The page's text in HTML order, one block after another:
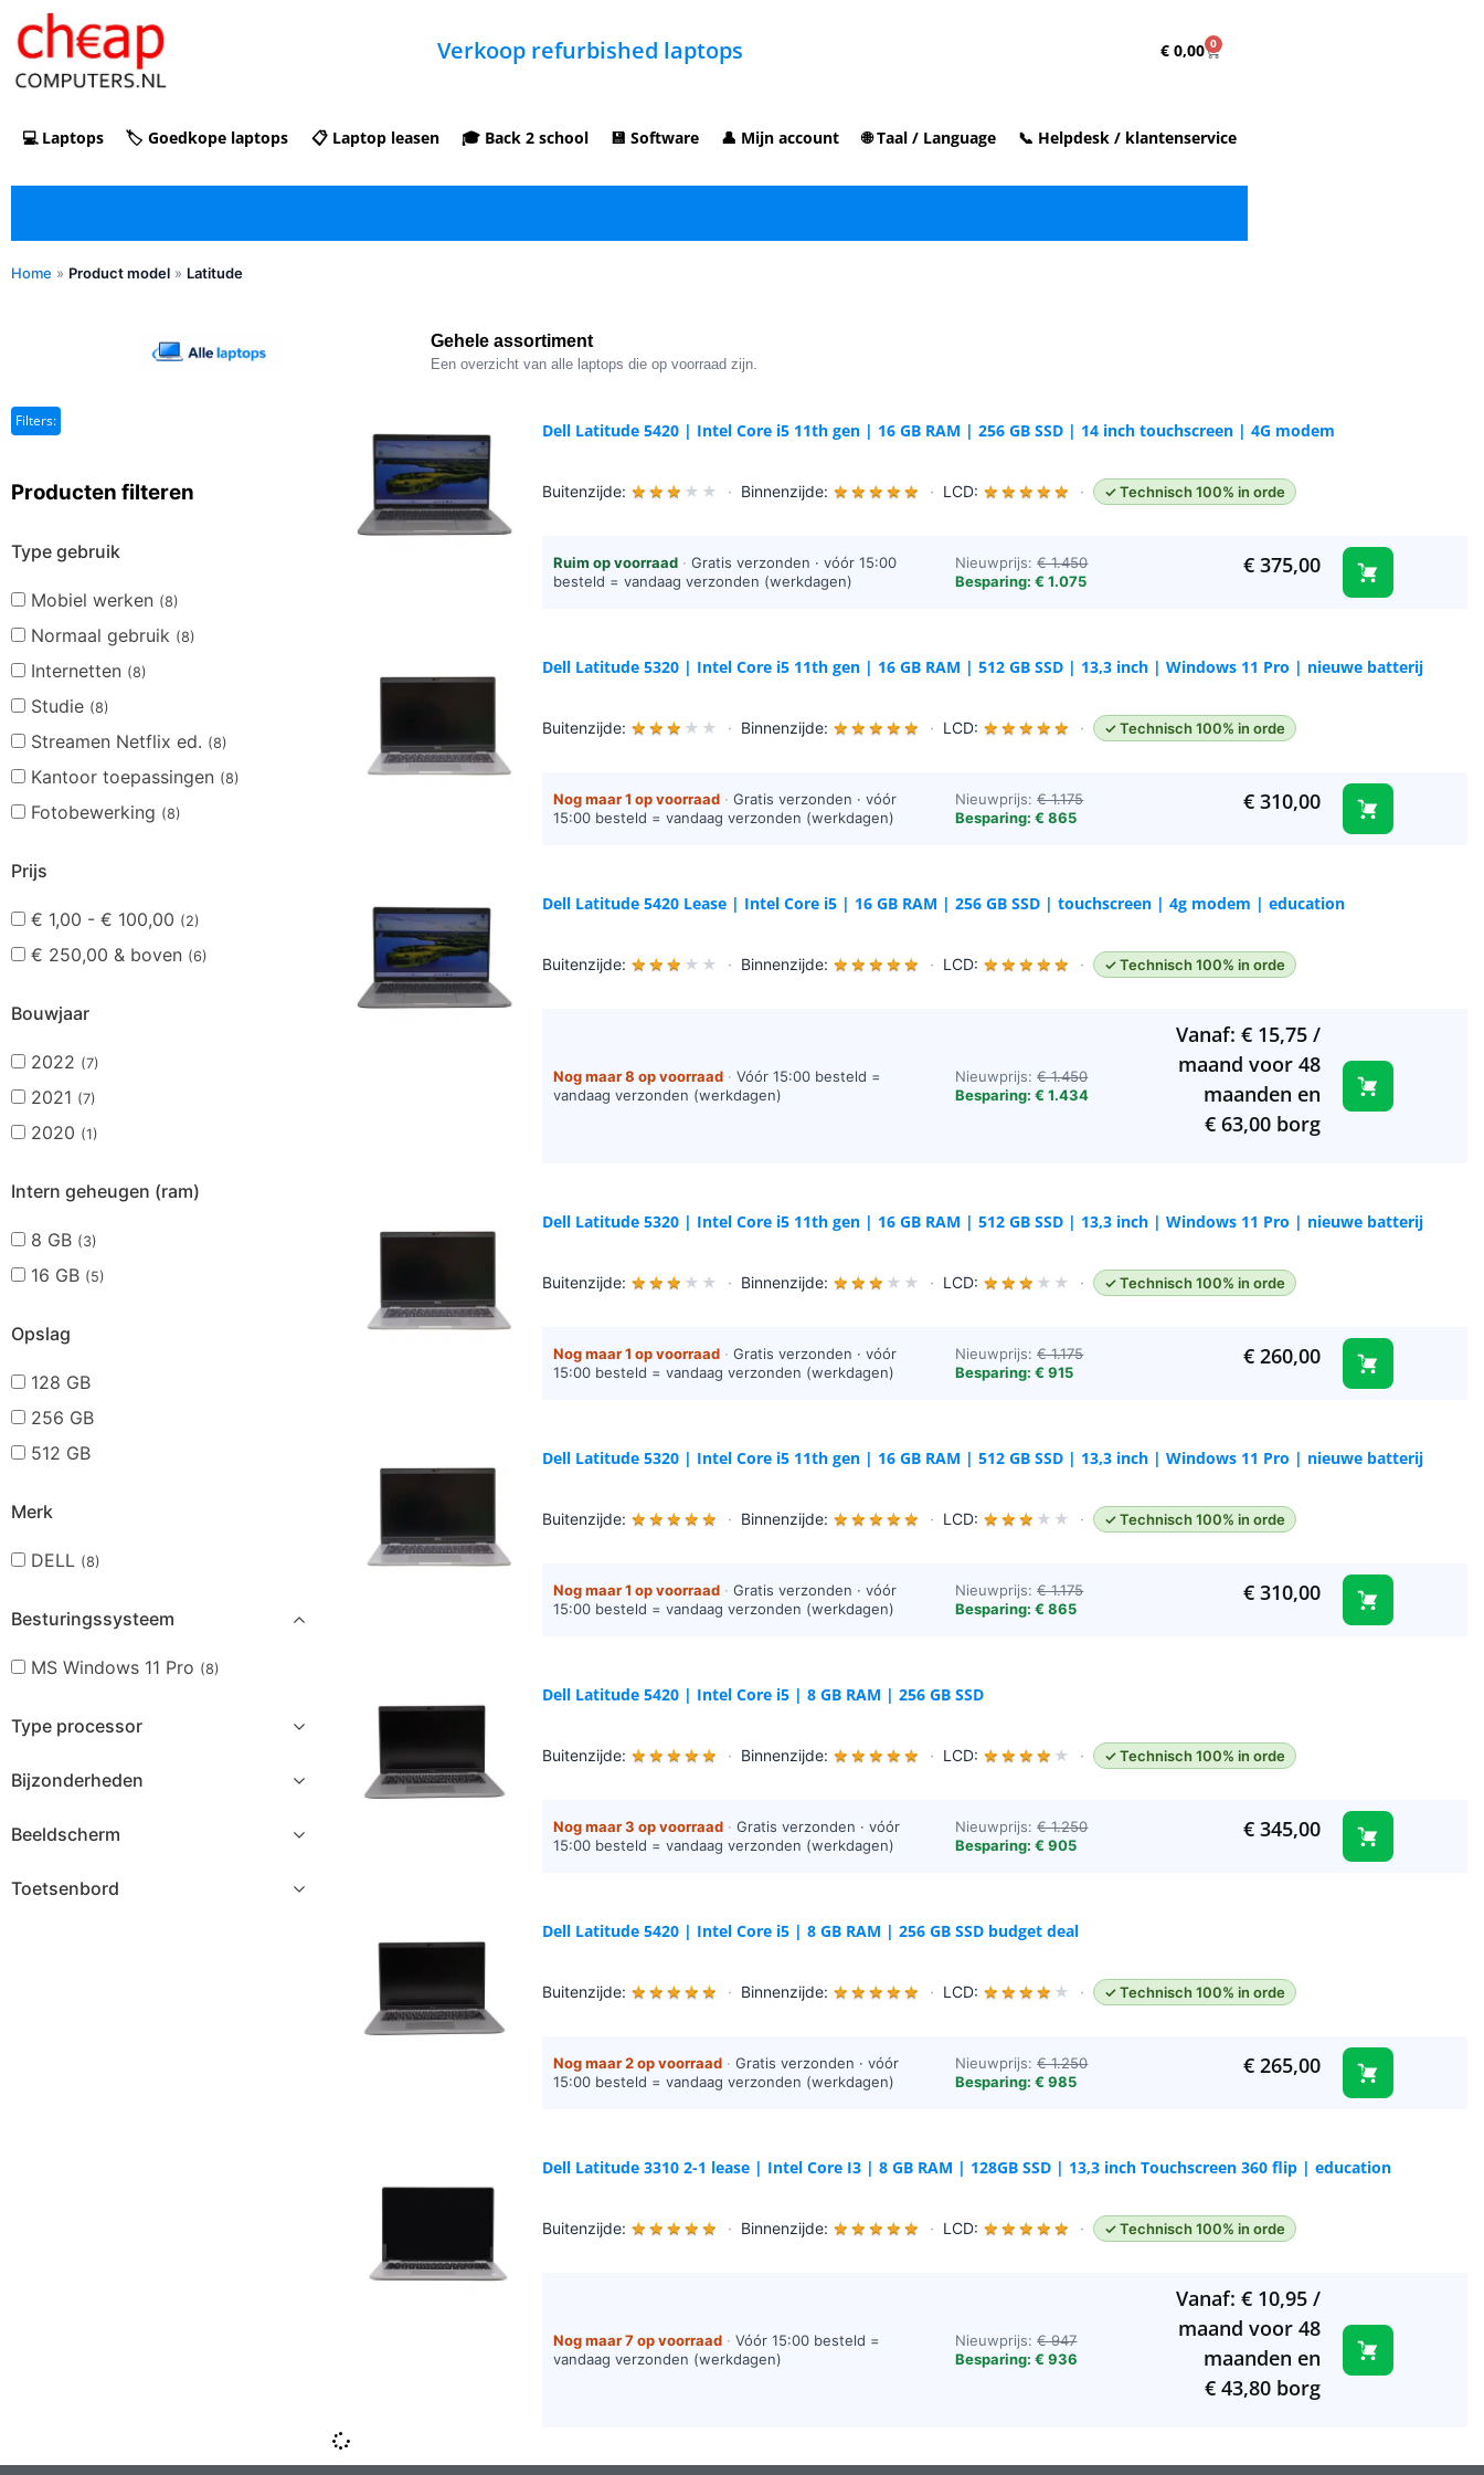
Verkoop refurbished laptops €0,00 0
💻 Laptops 🏷️ Goedkope laptops 📋 Laptop leasen 🎓 Back 2 school 💾 Software 👤 Mijn account 🌐 Taal / Language 📞 Helpdesk / klantenservice
Home » Product model » Latitude
Gehele assortiment
Een overzicht van alle laptops die op voorraad zijn.
Filters:
Producten filteren
Type gebruik
Mobiel werken (8)
Normaal gebruik (8)
Internetten (8)
Studie (8)
Streamen Netflix ed. (8)
Kantoor toepassingen (8)
Fotobewerking (8)
Prijs
€ 1,00 - € 100,00 (2)
€ 250,00 & boven (6)
Bouwjaar
2022 (7)
2021 (7)
2020 (1)
Intern geheugen (ram)
8 GB (3)
16 GB (5)
Opslag
128 GB
256 GB
512 GB
Merk
DELL (8)
Besturingssysteem
MS Windows 11 Pro (8)
Type processor
Bijzonderheden
Beeldscherm
Toetsenbord
Dell Latitude 5420 | Intel Core i5 11th gen | 16 GB RAM | 256 GB SSD | 14 inch touchscreen | 4G modem
Buitenzijde: ★ ★ ★ ★ ★ · Binnenzijde: ★ ★ ★ ★ ★ · LCD: ★ ★ ★ ★ ★ · ✓ Technisch 100% in orde
Ruim op voorraad ·Gratis verzonden · vóór 15:00
besteld = vandaag verzonden (werkdagen)
Nieuwprijs:€ 1.450
Besparing: € 1.075
€ 375,00
Dell Latitude 5320 | Intel Core i5 11th gen | 16 GB RAM | 512 GB SSD | 13,3 inch | Windows 11 Pro | nieuwe batterij
Buitenzijde: ★ ★ ★ ★ ★ · Binnenzijde: ★ ★ ★ ★ ★ · LCD: ★ ★ ★ ★ ★ · ✓ Technisch 100% in orde
Nog maar 1 op voorraad ·Gratis verzonden · vóór
15:00 besteld = vandaag verzonden (werkdagen)
Nieuwprijs:€ 1.175
Besparing: € 865
€ 310,00
Dell Latitude 5420 Lease | Intel Core i5 | 16 GB RAM | 256 GB SSD | touchscreen | 4g modem | education
Buitenzijde: ★ ★ ★ ★ ★ · Binnenzijde: ★ ★ ★ ★ ★ · LCD: ★ ★ ★ ★ ★ · ✓ Technisch 100% in orde
Nog maar 8 op voorraad ·Vóór 15:00 besteld =
vandaag verzonden (werkdagen)
Nieuwprijs:€ 1.450
Besparing: € 1.434
Vanaf:€ 15,75 /
maand voor 48
maanden en
€ 63,00 borg
Dell Latitude 5320 | Intel Core i5 11th gen | 16 GB RAM | 512 GB SSD | 13,3 inch | Windows 11 Pro | nieuwe batterij
Buitenzijde: ★ ★ ★ ★ ★ · Binnenzijde: ★ ★ ★ ★ ★ · LCD: ★ ★ ★ ★ ★ · ✓ Technisch 100% in orde
Nog maar 1 op voorraad ·Gratis verzonden · vóór
15:00 besteld = vandaag verzonden (werkdagen)
Nieuwprijs:€ 1.175
Besparing: € 915
€ 260,00
Dell Latitude 5320 | Intel Core i5 11th gen | 16 GB RAM | 512 GB SSD | 13,3 inch | Windows 11 Pro | nieuwe batterij
Buitenzijde: ★ ★ ★ ★ ★ · Binnenzijde: ★ ★ ★ ★ ★ · LCD: ★ ★ ★ ★ ★ · ✓ Technisch 100% in orde
Nog maar 1 op voorraad ·Gratis verzonden · vóór
15:00 besteld = vandaag verzonden (werkdagen)
Nieuwprijs:€ 1.175
Besparing: € 865
€ 310,00
Dell Latitude 5420 | Intel Core i5 | 8 GB RAM | 256 GB SSD
Buitenzijde: ★ ★ ★ ★ ★ · Binnenzijde: ★ ★ ★ ★ ★ · LCD: ★ ★ ★ ★ ★ · ✓ Technisch 100% in orde
Nog maar 3 op voorraad ·Gratis verzonden · vóór
15:00 besteld = vandaag verzonden (werkdagen)
Nieuwprijs:€ 1.250
Besparing: € 905
€ 345,00
Dell Latitude 5420 | Intel Core i5 | 8 GB RAM | 256 GB SSD budget deal
Buitenzijde: ★ ★ ★ ★ ★ · Binnenzijde: ★ ★ ★ ★ ★ · LCD: ★ ★ ★ ★ ★ · ✓ Technisch 100% in orde
Nog maar 2 op voorraad ·Gratis verzonden · vóór
15:00 besteld = vandaag verzonden (werkdagen)
Nieuwprijs:€ 1.250
Besparing: € 985
€ 265,00
Dell Latitude 3310 2-1 lease | Intel Core I3 | 8 GB RAM | 128GB SSD | 13,3 inch Touchscreen 360 flip | education
Buitenzijde: ★ ★ ★ ★ ★ · Binnenzijde: ★ ★ ★ ★ ★ · LCD: ★ ★ ★ ★ ★ · ✓ Technisch 100% in orde
Nog maar 7 op voorraad ·Vóór 15:00 besteld =
vandaag verzonden (werkdagen)
Nieuwprijs:€ 947
Besparing: € 936
Vanaf:€ 10,95 /
maand voor 48
maanden en
€ 43,80 borg